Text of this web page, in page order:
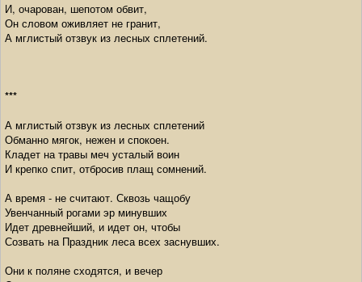
И, очарован, шепотом обвит,
Он словом оживляет не гранит,
А мглистый отзвук из лесных сплетений.
***
А мглистый отзвук из лесных сплетений
Обманно мягок, нежен и спокоен.
Кладет на травы меч усталый воин
И крепко спит, отбросив плащ сомнений.
А время - не считают. Сквозь чащобу
Увенчанный рогами эр минувших
Идет древнейший, и идет он, чтобы
Созвать на Праздник леса всех заснувших.
Они к поляне сходятся, и вечер